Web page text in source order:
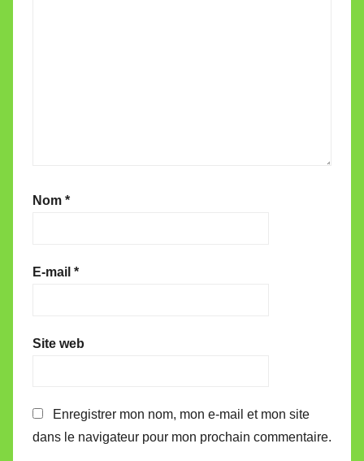
Nom *
E-mail *
Site web
Enregistrer mon nom, mon e-mail et mon site
dans le navigateur pour mon prochain commentaire.